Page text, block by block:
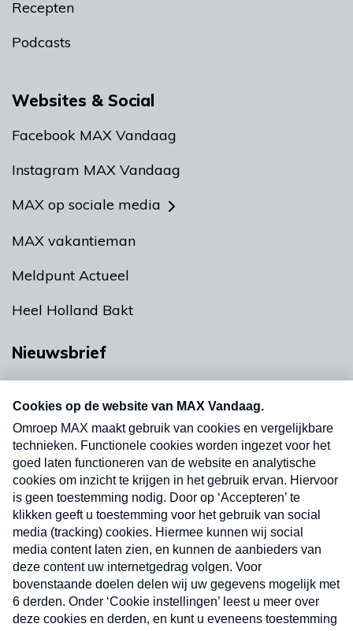
Recepten
Podcasts
Websites & Social
Facebook MAX Vandaag
Instagram MAX Vandaag
MAX op sociale media
MAX vakantieman
Meldpunt Actueel
Heel Holland Bakt
Nieuwsbrief
nieuwsbrief. Elke vrijdag- en dinsdagochtend in
uw mailbox.
Verzend
Nieuwsbrief